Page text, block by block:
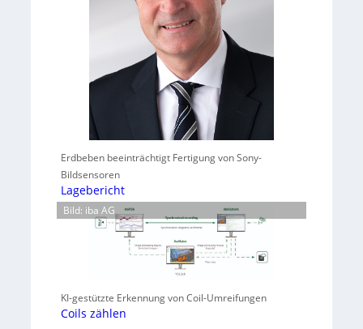
Erdbeben beeinträchtigt Fertigung von Sony-
Bildsensoren
Lagebericht
Bild: iba AG
KI-gestützte Erkennung von Coil-Umreifungen
Coils zählen